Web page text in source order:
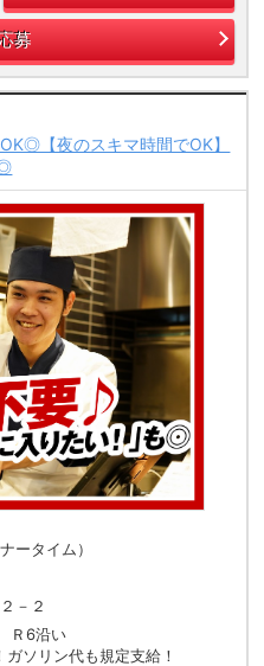
募
【夜のスキマ時間でOK】
ータイム）
－２
Ｒ6沿い
ソリン代も規定支給！